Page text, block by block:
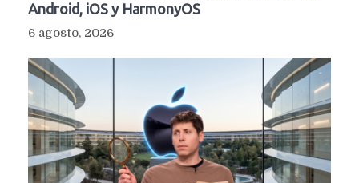
Android, iOS y HarmonyOS
6 agosto, 2026